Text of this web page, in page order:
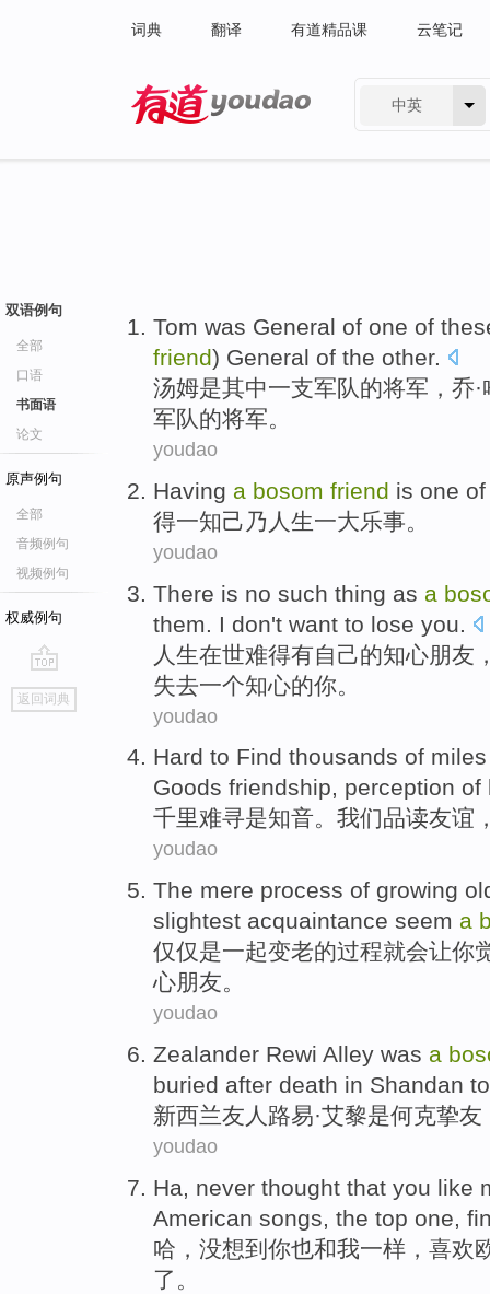
词典 翻译 有道精品课 云笔记
中英
双语例句
全部
口语
书面语
论文
原声例句
全部
音频例句
视频例句
权威例句
go
top
返回词典
Tom was General of one of
friend) General of the other.
汤姆是其中一支军队的将军 ， 乔·
军队的将军。
youdao
Having a bosom friend is one
得一知己 乃人生一大乐事。
youdao
There is no such thing as a
them. I don't want to lose you
人生在世难得有自己的知心朋友
失去一个知心的你。
youdao
Hard to Find thousands of miles
Goods friendship, perception of
千里难寻是知音。 我们品读友谊
youdao
The mere process of growing
slightest acquaintance seem a
仅仅是一起变老的过程就会让你
心朋友。
youdao
Zealander Rewi Alley was a
buried after death in Shandan
新西兰友人 路易·艾黎是何克挚友
youdao
Ha, never thought that you like
American songs, the top one,
哈 ， 没想到 你也和我一样 ， 喜欢
了。